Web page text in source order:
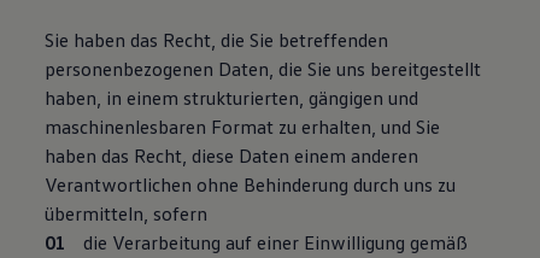
Sie haben das Recht, die Sie betreffenden
personenbezogenen Daten, die Sie uns bereitgestellt
haben, in einem strukturierten, gängigen und
maschinenlesbaren Format zu erhalten, und Sie
haben das Recht, diese Daten einem anderen
Verantwortlichen ohne Behinderung durch uns zu
übermitteln, sofern
die Verarbeitung auf einer Einwilligung gemäß